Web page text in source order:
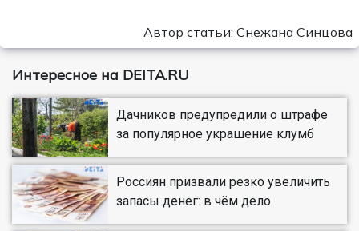
Автор статьи: Снежана Синцова
Интересное на DEITA.RU
Дачников предупредили о штрафе
за популярное украшение клумб
Россиян призвали резко увеличить
запасы денег: в чём дело